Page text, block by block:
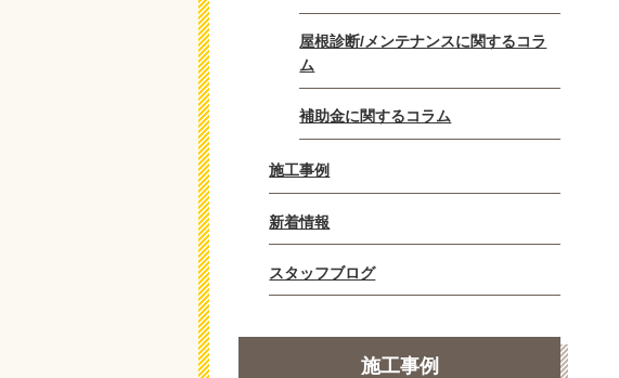
屋根診断/メンテナンスに関するコラ
ム
補助金に関するコラム
施工事例
新着情報
スタッフブログ
施工事例